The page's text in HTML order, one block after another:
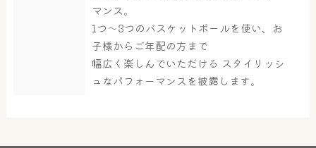
大浴場 サウナ・岩盤浴
マンス。
1つ〜3つのバスケットボールを使い、お
子様からご年配の方まで
幅広く楽しんでいただける スタイリッシ
ュなパフォーマンスを披露します。